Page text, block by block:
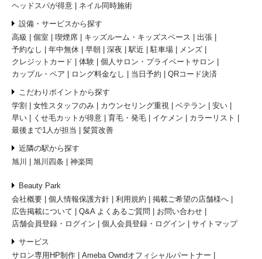
ヘッドスパが得意
ネイル同時施術
設備・サービスから探す
高級
個室 喫煙席 キッズルーム・キッズスペース
出張
予約なし
年中無休 早朝 深夜 駅近 駐車場
メンズ
クレジットカード
体験
個人サロン・プライベートサロン
カップル・ペア
ロング料金なし 当日予約 QRコード決済
こだわりポイントから探す
学割
女性スタッフのみ カウンセリング重視 ベテラン
安い
早い
くせ毛カットが得意 育毛・発毛 イケメン
カラーリスト
最後まで1人が担当
髪質改善
近隣の駅から探す
旭川
旭川四条 神楽岡
Beauty Park
会社概要
個人情報保護方針 利用規約
掲載ご希望の店舗様へ
広告掲載について
Q&A よくあるご質問
お問い合わせ
店舗会員登録・ログイン
個人会員登録・ログイン サイトマップ
サービス
サロン専用HP制作
Ameba Owndオフィシャルパートナー